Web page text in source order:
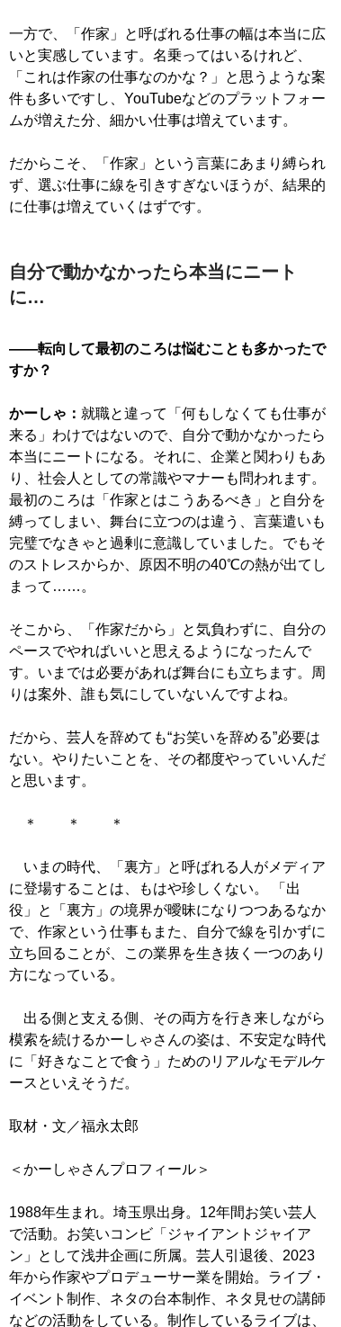
一方で、「作家」と呼ばれる仕事の幅は本当に広
いと実感しています。名乗ってはいるけれど、
「これは作家の仕事なのかな？」と思うような案
件も多いですし、YouTubeなどのプラットフォー
ムが増えた分、細かい仕事は増えています。
だからこそ、「作家」という言葉にあまり縛られ
ず、選ぶ仕事に線を引きすぎないほうが、結果的
に仕事は増えていくはずです。
自分で動かなかったら本当にニート
に…
——転向して最初のころは悩むことも多かったで
すか？
かーしゃ： 就職と違って「何もしなくても仕事が
来る」わけではないので、自分で動かなかったら
本当にニートになる。それに、企業と関わりもあ
り、社会人としての常識やマナーも問われます。
最初のころは「作家とはこうあるべき」と自分を
縛ってしまい、舞台に立つのは違う、言葉遣いも
完璧でなきゃと過剰に意識していました。でもそ
のストレスからか、原因不明の40℃の熱が出てし
まって……。
そこから、「作家だから」と気負わずに、自分の
ペースでやればいいと思えるようになったんで
す。いまでは必要があれば舞台にも立ちます。周
りは案外、誰も気にしていないんですよね。
だから、芸人を辞めても“お笑いを辞める”必要は
ない。やりたいことを、その都度やっていいんだ
と思います。
＊ ＊ ＊
いまの時代、「裏方」と呼ばれる人がメディア
に登場することは、もはや珍しくない。 「出
役」と「裏方」の境界が曖昧になりつつあるなか
で、作家という仕事もまた、自分で線を引かずに
立ち回ることが、この業界を生き抜く一つのあり
方になっている。
出る側と支える側、その両方を行き来しながら
模索を続けるかーしゃさんの姿は、不安定な時代
に「好きなことで食う」ためのリアルなモデルケ
ースといえそうだ。
取材・文／福永太郎
＜かーしゃさんプロフィール＞
1988年生まれ。埼玉県出身。12年間お笑い芸人
で活動。お笑いコンビ「ジャイアントジャイア
ン」として浅井企画に所属。芸人引退後、2023
年から作家やプロデューサー業を開始。ライブ・
イベント制作、ネタの台本制作、ネタ見せの講師
などの活動をしている。制作しているライブは、